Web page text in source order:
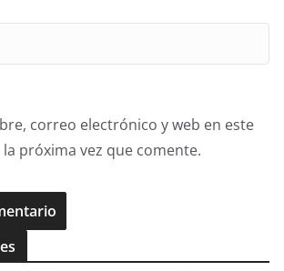
correo electrónico y web en este
próxima vez que comente.